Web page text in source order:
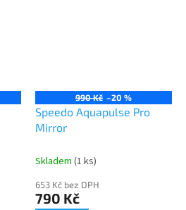
990 Kč –20 %
Speedo Aquapulse Pro
Mirror
Skladem (1 ks)
653 Kč bez DPH
790 Kč